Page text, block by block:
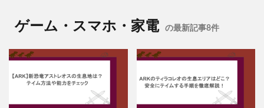
ゲーム・スマホ・家電 の最新記事8件